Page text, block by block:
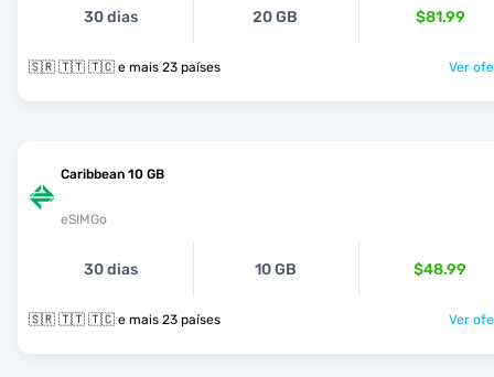
30 dias 20 GB $81.99
🇸🇷 🇹🇹 🇹🇨 e mais 23 países Ver
Caribbean 10 GB
eSIMGo
30 dias 10 GB $48.99
🇸🇷 🇹🇹 🇹🇨 e mais 23 países Ver